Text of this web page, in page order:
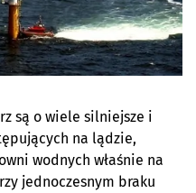
są o wiele silniejsze i
na lądzie,
wodnych właśnie na
jednoczesnym braku